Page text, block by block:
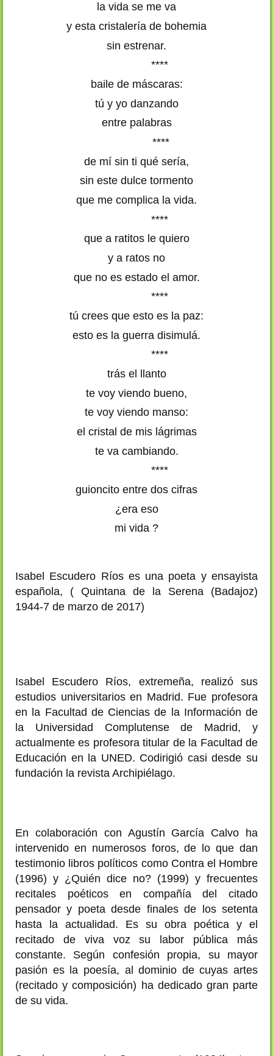
la vida se me va
y esta cristalería de bohemia
sin estrenar.
****
baile de máscaras:
tú y yo danzando
entre palabras
****
de mí sin ti qué sería,
sin este dulce tormento
que me complica la vida.
****
que a ratitos le quiero
y a ratos no
que no es estado el amor.
****
tú crees que esto es la paz:
esto es la guerra disimulá.
****
trás el llanto
te voy viendo bueno,
te voy viendo manso:
el cristal de mis lágrimas
te va cambiando.
****
guioncito entre dos cifras
¿era eso
mi vida ?
Isabel Escudero Ríos es una poeta y ensayista
española, ( Quintana de la Serena (Badajoz)
1944-7 de marzo de 2017)
Isabel Escudero Ríos, extremeña, realizó sus
estudios universitarios en Madrid. Fue profesora
en la Facultad de Ciencias de la Información de
la Universidad Complutense de Madrid, y
actualmente es profesora titular de la Facultad de
Educación en la UNED. Codirigió casi desde su
fundación la revista Archipiélago.
En colaboración con Agustín García Calvo ha
intervenido en numerosos foros, de lo que dan
testimonio libros políticos como Contra el Hombre
(1996) y ¿Quién dice no? (1999) y frecuentes
recitales poéticos en compañía del citado
pensador y poeta desde finales de los setenta
hasta la actualidad. Es su obra poética y el
recitado de viva voz su labor pública más
constante. Según confesión propia, su mayor
pasión es la poesía, al dominio de cuyas artes
(recitado y composición) ha dedicado gran parte
de su vida.